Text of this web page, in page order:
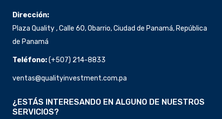
Dirección:
Plaza Quality , Calle 60, Obarrio, Ciudad de Panamá, República
de Panamá
Teléfono:(+507) 214-8833
ventas@qualityinvestment.com.pa
¿ESTÁS INTERESANDO EN ALGUNO DE NUESTROS
SERVICIOS?